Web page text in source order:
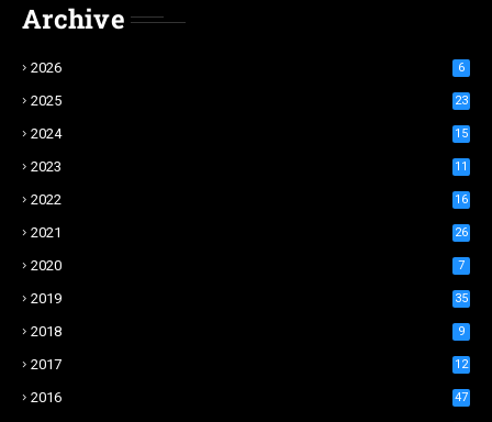
Archive
2026 6
2025 23
2024 15
2023 11
2022 16
2021 26
2020 7
2019 35
2018 9
2017 12
2016 47